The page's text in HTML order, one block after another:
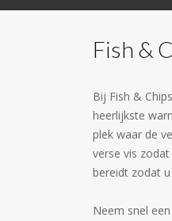
Fish &
Bij Fish &
heerlijkste
plek waar de
verse vis
bereidt zodat
Neem snel